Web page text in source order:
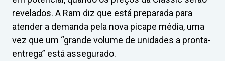
revelados. A Ram diz que está preparada para
atender a demanda pela nova picape média, uma
vez que um “grande volume de unidades a pronta-
entrega” está assegurado.